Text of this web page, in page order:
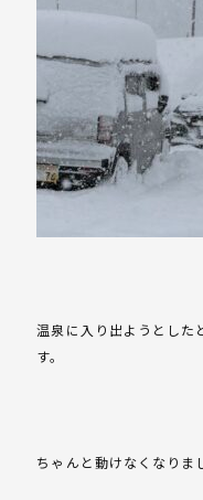
温泉に入り出ようとした
す。
ちゃんと動けなくなりま